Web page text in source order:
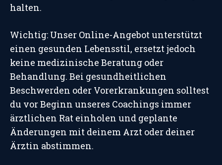
halten.
Wichtig: Unser Online-Angebot unterstützt
einen gesunden Lebensstil, ersetzt jedoch
keine medizinische Beratung oder
Behandlung. Bei gesundheitlichen
Beschwerden oder Vorerkrankungen solltest
du vor Beginn unseres Coachings immer
ärztlichen Rat einholen und geplante
Änderungen mit deinem Arzt oder deiner
Ärztin abstimmen.